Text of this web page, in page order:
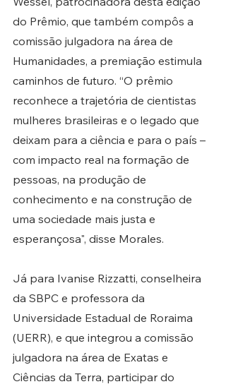
do Prêmio, que também compôs a
comissão julgadora na área de
Humanidades, a premiação estimula
caminhos de futuro. “O prêmio
reconhece a trajetória de cientistas
mulheres brasileiras e o legado que
deixam para a ciência e para o país –
com impacto real na formação de
pessoas, na produção de
conhecimento e na construção de
uma sociedade mais justa e
esperançosa", disse Morales.
Já para Ivanise Rizzatti, conselheira
da SBPC e professora da
Universidade Estadual de Roraima
(UERR), e que integrou a comissão
julgadora na área de Exatas e
Ciências da Terra, participar do